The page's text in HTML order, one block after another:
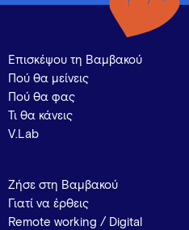
Επισκέψου τη Βαμβακού
Πού θα μείνεις
Πού θα φας
Τι θα κάνεις
V.Lab
Ζήσε στη Βαμβακού
Γιατί να έρθεις
Remote working / Digital